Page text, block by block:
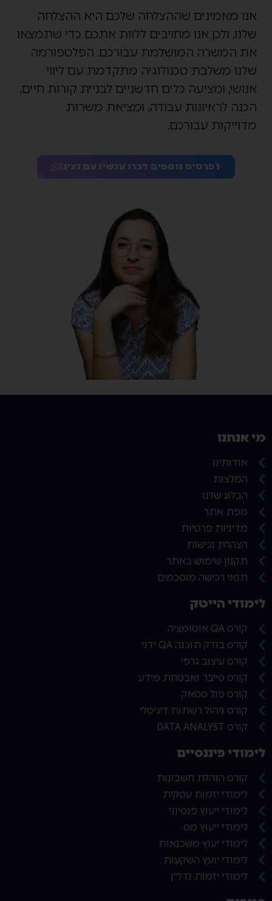
אנו מאמינים שההצלחה שלכם היא ההצלחה
שלנו, ולכן אנו מחויבים ללוות אתכם כדי שתמצאו
את המשרה המושלמת עבורכם. הפלטפורמה
שלנו משלבת טכנולוגיה מתקדמת עם ליווי
אנושי, ומציעה כלים חדשניים לבניית קורות חיים,
הכנה לראיונות עבודה, ומציאת משרות
מדוייקות עבורכם.
לפרטים נוספים דברו עכשיו עם נציג!
מי אנחנו
אודותינו
המלצות
הבלוג שלנו
מפת אתר
מדיניות פרטיות
הצהרת נגישות
תקנון שימוש באתר
תנאי רכישה מוסכמים
לימודי הייטק
קורס QA אוטומציה
קורס בודק תוכנה QA ידני
קורס עיצוב גרפי
קורס סייבר ואבטחת מידע
קורס פול סטאק
קורס ניהול רשתות דיגיטלי
קורס DATA ANALYST
לימודי פיננסיים
קורס הנהלת חשבונות
לימודי יזמות עסקית
לימודי ייעוץ פנסיוני
לימודי ייעוץ מס
לימודי יעוץ משכנאות
לימודי יועץ השקעות
לימודי יזמות נדל״ן